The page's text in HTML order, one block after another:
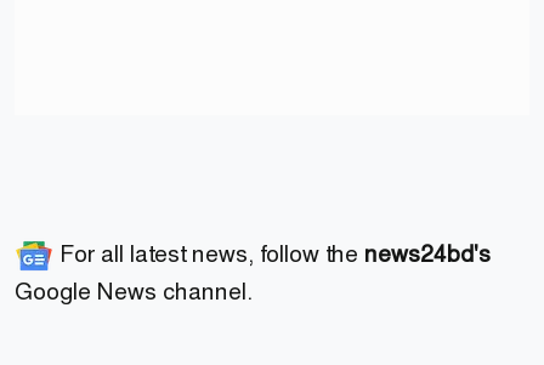
For all latest news, follow the news24bd's
Google News channel.